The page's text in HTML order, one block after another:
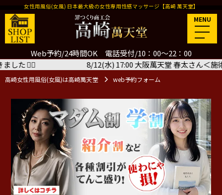
Web予約/24時間OK 電話受付/10：00～22：00
女性用風俗(女風) 日本最大級の女性専用性感マッサージ【高崎 萬天堂】
MENU
高崎女性用風俗(女風)は高崎萬天堂 web予約フォーム
8/12(水) 17:00 大阪萬天堂 春太さん＜施術コース3